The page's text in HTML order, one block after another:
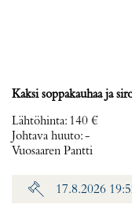
Kaksi soppakauhaa ja
Lähtöhinta: 140 €
Johtava huuto:-
Vuosaaren Pantti
17.8.2026